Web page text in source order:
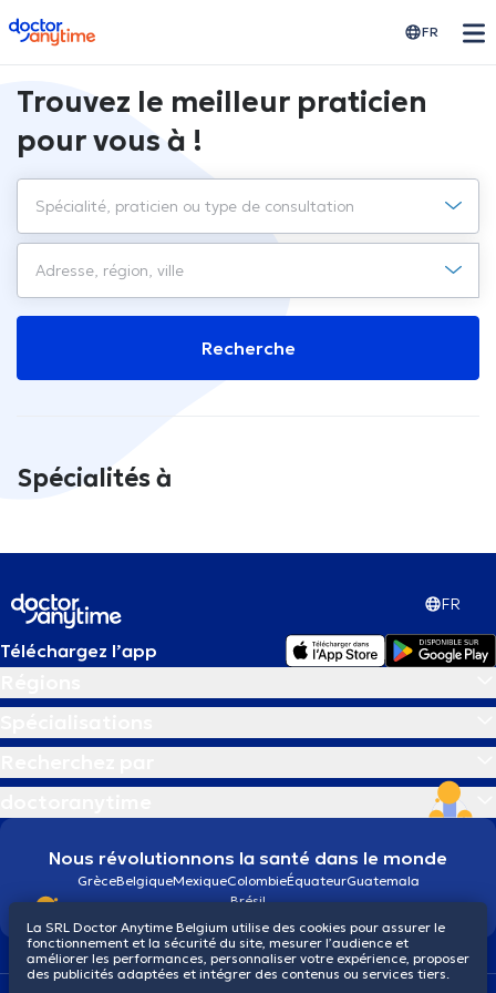
doctoranytime FR
Trouvez le meilleur praticien
pour vous à !
Recherche
Spécialités à
FR
Téléchargez l’app
Nous révolutionnons la santé dans le monde
GrèceBelgiqueMexiqueColombieÉquateurGuatemala
Brésil
La SRL Doctor Anytime Belgium utilise des cookies pour assurer le
fonctionnement et la sécurité du site, mesurer l’audience et
améliorer les performances, personnaliser votre expérience, proposer
des publicités adaptées et intégrer des contenus ou services tiers.